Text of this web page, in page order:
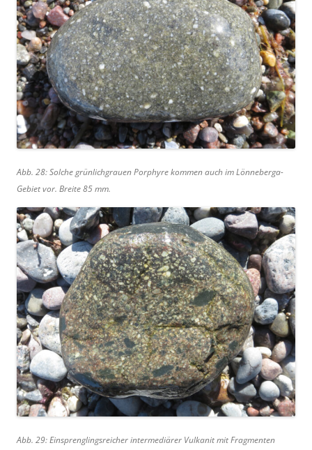
Abb. 28: Solche grünlichgrauen Porphyre kommen auch im Lönneberga-
Gebiet vor. Breite 85 mm.
Abb. 29: Einsprenglingsreicher intermediärer Vulkanit mit Fragmenten